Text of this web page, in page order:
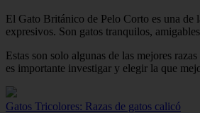
El Gato Británico de Pelo Corto es una de
expresivos. Son gatos tranquilos,
Estas son solo algunas de las mejores
es importante investigar y elegir la que
Gatos Tricolores: Razas de gatos calicó